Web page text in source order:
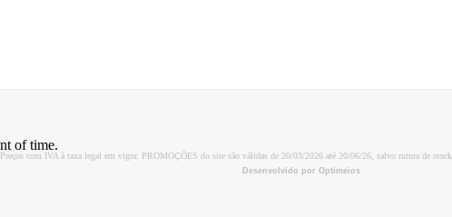
Preços com IVA à taxa legal em vigor. PROMOÇÕES do site são válidas de 20/03/2026 até 20/06/26, salvo rutura de stock.
Desenvolvido por Optimeios